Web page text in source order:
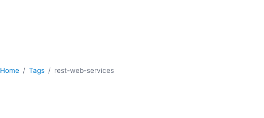
Home Tags rest-web-services